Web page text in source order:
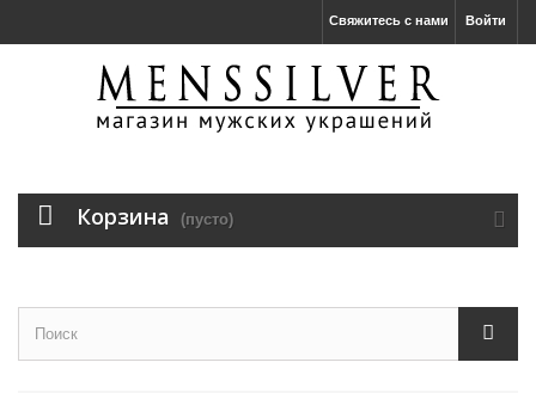
Войти
Свяжитесь с нами
Корзина (пусто)